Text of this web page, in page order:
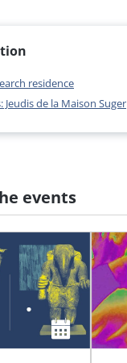
residence
Jeudis de la Maison Suger
events